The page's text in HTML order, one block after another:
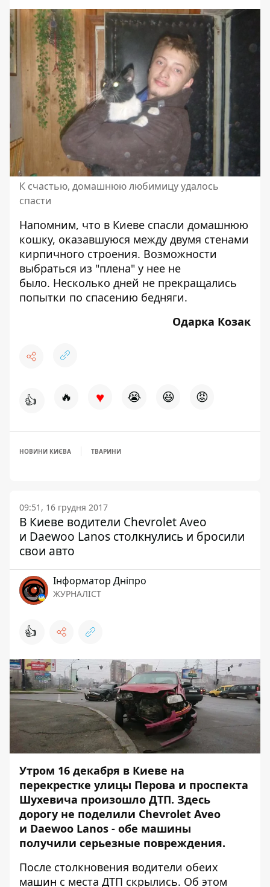
К счастью, домашнюю любимицу удалось
спасти
Напомним, что в Киеве спасли домашнюю
кошку, оказавшуюся между двумя стенами
кирпичного строения. Возможности
выбраться из "плена" у нее не
было. Несколько дней не прекращались
попытки по спасению бедняги.
Одарка Козак
👍 🔥 ♥ 😭 😆 😡
НОВИНИ КИЄВА ТВАРИНИ
09:51, 16 грудня 2017
В Киеве водители Chevrolet Aveo
и Daewoo Lanos столкнулись и бросили
свои авто
Інформатор Дніпро
ЖУРНАЛІСТ
👍
Утром 16 декабря в Киеве на
перекрестке улицы Перова и проспекта
Шухевича произошло ДТП. Здесь
дорогу не поделили Chevrolet Aveo
и Daewoo Lanos - обе машины
получили серьезные повреждения.
После столкновения водители обеих
машин с места ДТП скрылись. Об этом